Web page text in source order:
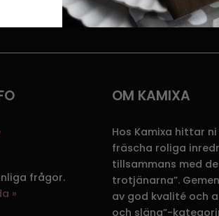
LEVERANSER
frågor.
»
OM KAMIXA
Hos Kamixa hittar
fräscha roliga
tillsammans med
trotjänarna”.
av god kvalité och
och släng”-